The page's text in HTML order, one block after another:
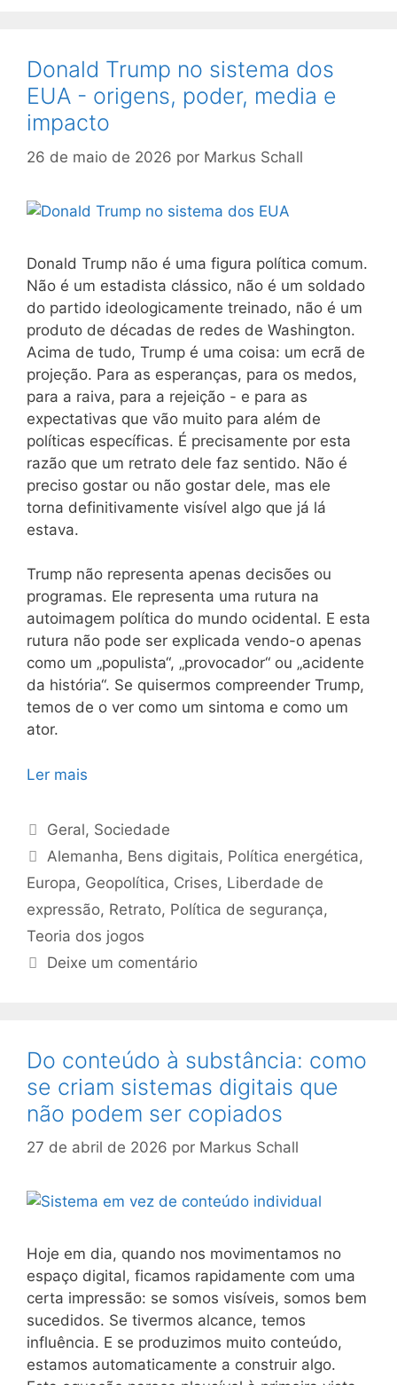
Donald Trump no sistema dos
EUA - origens, poder, media e
impacto
26 de maio de 2026 por Markus Schall
Donald Trump não é uma figura política comum.
Não é um estadista clássico, não é um soldado
do partido ideologicamente treinado, não é um
produto de décadas de redes de Washington.
Acima de tudo, Trump é uma coisa: um ecrã de
projeção. Para as esperanças, para os medos,
para a raiva, para a rejeição - e para as
expectativas que vão muito para além de
políticas específicas. É precisamente por esta
razão que um retrato dele faz sentido. Não é
preciso gostar ou não gostar dele, mas ele
torna definitivamente visível algo que já lá
estava.
Trump não representa apenas decisões ou
programas. Ele representa uma rutura na
autoimagem política do mundo ocidental. E esta
rutura não pode ser explicada vendo-o apenas
como um „populista“, „provocador“ ou „acidente
da história“. Se quisermos compreender Trump,
temos de o ver como um sintoma e como um
ator.
Ler mais
Categorias
Geral, Sociedade
Etiquetas
Alemanha, Bens digitais, Política energética,
Europa, Geopolítica, Crises, Liberdade de
expressão, Retrato, Política de segurança,
Teoria dos jogos
Deixe um comentário
Do conteúdo à substância: como
se criam sistemas digitais que
não podem ser copiados
27 de abril de 2026 por Markus Schall
Hoje em dia, quando nos movimentamos no
espaço digital, ficamos rapidamente com uma
certa impressão: se somos visíveis, somos bem
sucedidos. Se tivermos alcance, temos
influência. E se produzimos muito conteúdo,
estamos automaticamente a construir algo.